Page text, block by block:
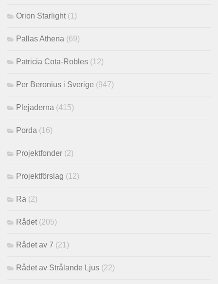
Orion Starlight (1)
Pallas Athena (69)
Patricia Cota-Robles (12)
Per Beronius i Sverige (947)
Plejaderna (415)
Porda (16)
Projektfonder (2)
Projektförslag (12)
Ra (2)
Rådet (205)
Rådet av 7 (21)
Rådet av Strålande Ljus (22)